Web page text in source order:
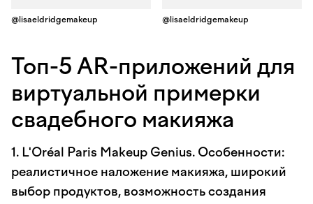
@lisaeldridgemakeup @lisaeldridgemakeup
Топ-5 AR-приложений для
виртуальной примерки
свадебного макияжа
1. L'Oréal Paris Makeup Genius. Особенности:
реалистичное наложение макияжа, широкий
выбор продуктов, возможность создания